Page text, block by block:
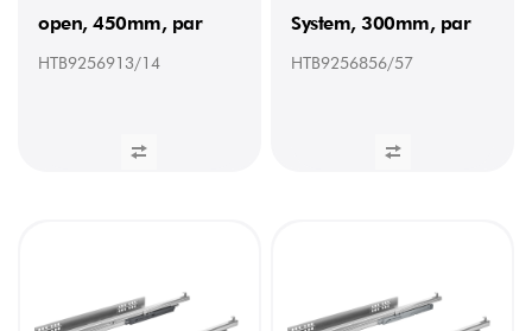
open, 450mm, par
HTB9256913/14
System, 300mm, par
HTB9256856/57